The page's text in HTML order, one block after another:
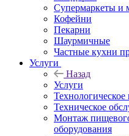
Супермаркеты и
Кофейни
Пекарни
Шаурмичные
Частные кухни
Услуги
Назад
Услуги
Техническое
Монтаж
оборудования